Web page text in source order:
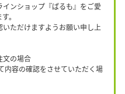
ンショップ『ぱるも』をご愛
。
ただけますようお願い申し上
文の場合
容の確認をさせていただく場